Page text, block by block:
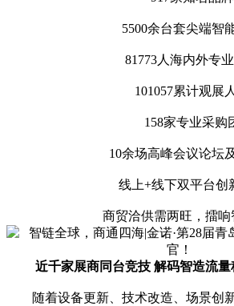
5500余台套尖端智
81773人海内外专业
101057累计观展
158家专业采购
10余场高峰会议论坛
线上+线下双平台创
商贸洽供需两旺，擂响
近千家展商同台竞技 解码智造流量
随着设备更新、技术改造、场景创